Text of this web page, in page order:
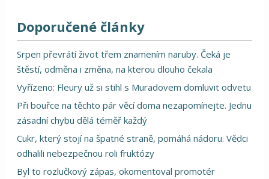
Doporučené články
Srpen převrátí život třem znamením naruby. Čeká je
štěstí, odměna i změna, na kterou dlouho čekala
Vyřízeno: Fleury už si stihl s Muradovem domluvit odvetu
Při bouřce na těchto pár věcí doma nezapomínejte. Jednu
zásadní chybu dělá téměř každý
Cukr, který stojí na špatné straně, pomáhá nádoru. Vědci
odhalili nebezpečnou roli fruktózy
Byl to rozlučkový zápas, okomentoval promotér